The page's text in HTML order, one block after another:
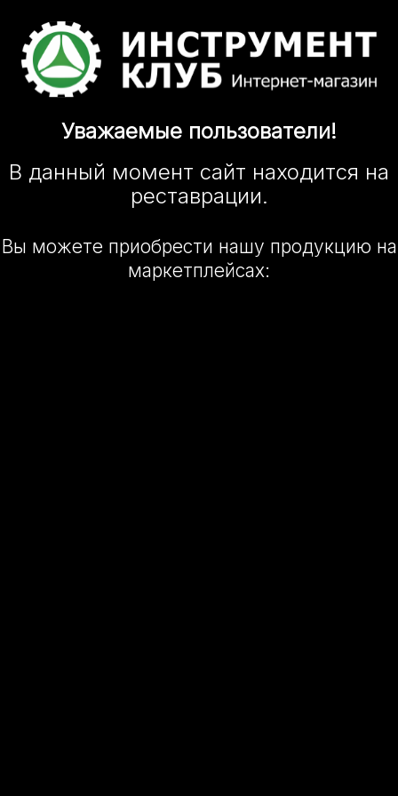
Уважаемые пользователи!
В данный момент сайт находится на
реставрации.
Вы можете приобрести нашу продукцию на
маркетплейсах: